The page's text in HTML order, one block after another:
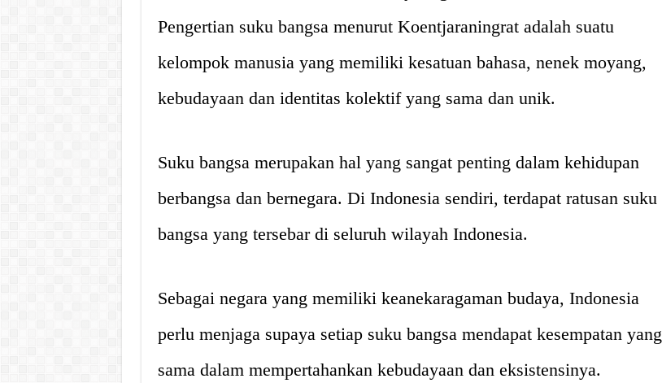
Pengertian suku bangsa menurut Koentjaraningrat adalah suatu
kelompok manusia yang memiliki kesatuan bahasa, nenek moyang,
kebudayaan dan identitas kolektif yang sama dan unik.
Suku bangsa merupakan hal yang sangat penting dalam kehidupan
berbangsa dan bernegara. Di Indonesia sendiri, terdapat ratusan suku
bangsa yang tersebar di seluruh wilayah Indonesia.
Sebagai negara yang memiliki keanekaragaman budaya, Indonesia
perlu menjaga supaya setiap suku bangsa mendapat kesempatan yang
sama dalam mempertahankan kebudayaan dan eksistensinya.